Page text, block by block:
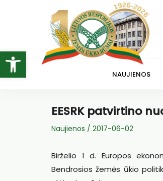
Open toolbar
NAUJIENOS
EESRK patvirtino
Naujienos / 2017-06-02
Birželio 1 d. Europos
Bendrosios žemės ūkio